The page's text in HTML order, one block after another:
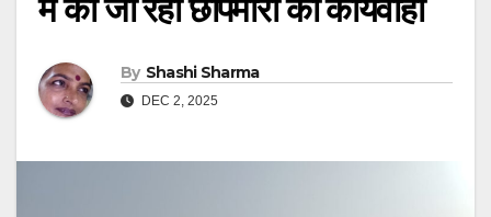
में की जा रही छापेमारी की कार्यवाही
By Shashi Sharma
DEC 2, 2025